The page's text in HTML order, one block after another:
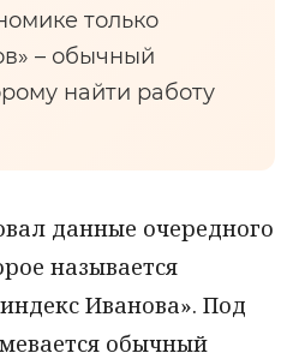
только
– обычный
найти работу
данные очередного
называется
Иванова». Под
обычный